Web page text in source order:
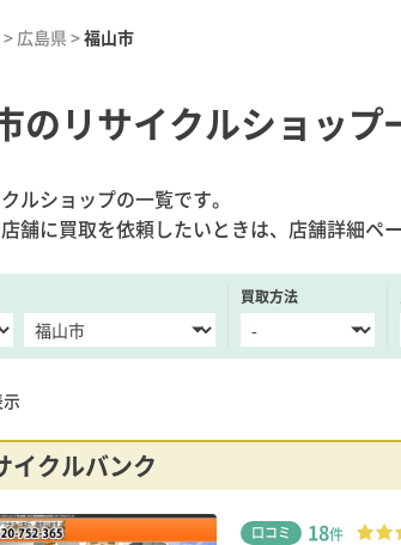
> 広島県 >福山市
のリサイクルショップ
ルショップの一覧です。
舗に買取を依頼したいときは、店舗詳細ペ
買取方法
イクルバンク
口コミ 18件